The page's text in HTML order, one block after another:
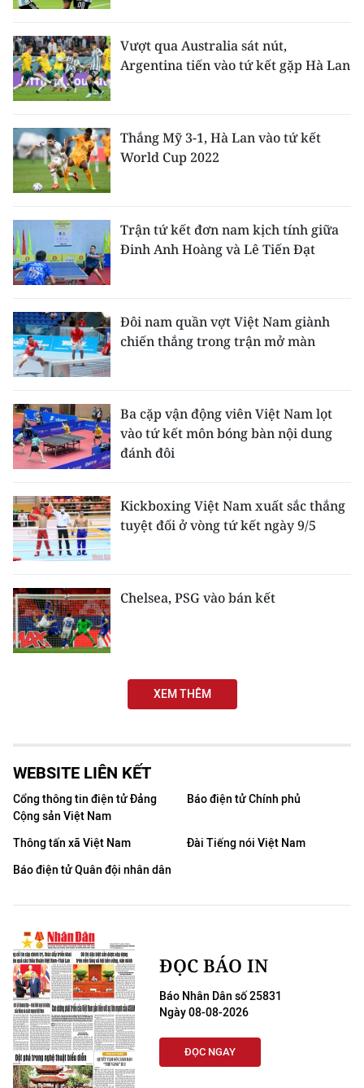
ENGLISH
中文
FRANÇAIS
ESPAÑOL
Vượt qua Australia sát nút,
Argentina tiến vào tứ kết gặp Hà Lan
Thắng Mỹ 3-1, Hà Lan vào tứ kết
World Cup 2022
Trận tứ kết đơn nam kịch tính giữa
Đinh Anh Hoàng và Lê Tiến Đạt
Đôi nam quần vợt Việt Nam giành
chiến thắng trong trận mở màn
Ba cặp vận động viên Việt Nam lọt
vào tứ kết môn bóng bàn nội dung
đánh đôi
Kickboxing Việt Nam xuất sắc thắng
tuyệt đối ở vòng tứ kết ngày 9/5
Chelsea, PSG vào bán kết
XEM THÊM
WEBSITE LIÊN KẾT
Cổng thông tin điện tử Đảng
Cộng sản Việt Nam
Báo điện tử Chính phủ
Thông tấn xã Việt Nam
Đài Tiếng nói Việt Nam
Báo điện tử Quân đội nhân dân
ĐỌC BÁO IN
Báo Nhân Dân số 25831
Ngày 08-08-2026
ĐỌC NGAY